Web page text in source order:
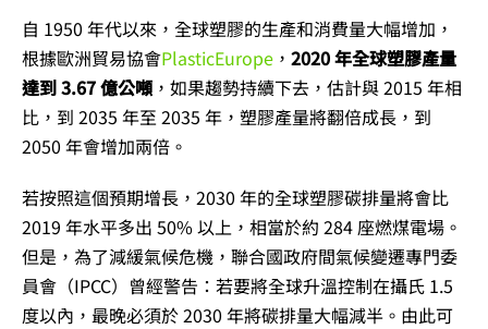
自 1950 年代以來，全球塑膠的生產和消費量大幅增加，
根據歐洲貿易協會PlasticEurope ， 2020 年全球塑膠產量
達到 3.67 億公噸 ，如果趨勢持續下去，估計與 2015 年相
比，到 2035 年至 2035 年，塑膠產量將翻倍成長，到
2050 年會增加兩倍。
若按照這個預期增長，2030 年的全球塑膠碳排量將會比
2019 年水平多出 50% 以上，相當於約 284 座燃煤電場。
但是，為了減緩氣候危機，聯合國政府間氣候變遷專門委
員會（IPCC）曾經警告：若要將全球升溫控制在攝氏 1.5
度以內，最晚必須於 2030 年將碳排量大幅減半。由此可